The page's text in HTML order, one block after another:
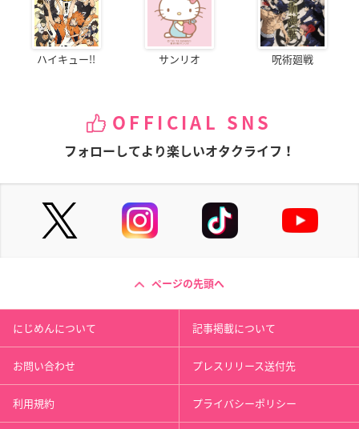
ハイキュー!! サンリオ 呪術廻戦
OFFICIAL SNS
フォローしてより楽しいオタクライフ！
ページの先頭へ
にじめんについて 記事掲載について
お問い合わせ プレスリリース送付先
利用規約 プライバシーポリシー